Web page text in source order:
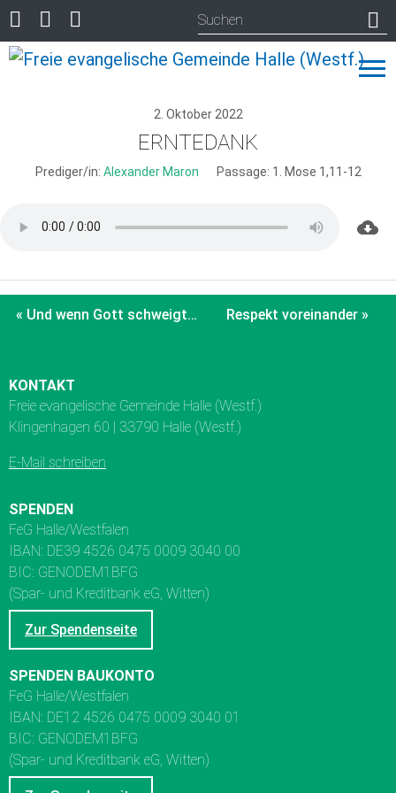
2. Oktober 2022
ERNTEDANK
Prediger/in: Alexander Maron Passage: 1. Mose 1,11-12
« Und wenn Gott schweigt… Respekt voreinander »
KONTAKT
Freie evangelische Gemeinde Halle (Westf.)
Klingenhagen 60 | 33790 Halle (Westf.)
E-Mail schreiben
SPENDEN
FeG Halle/Westfalen
IBAN: DE39 4526 0475 0009 3040 00
BIC: GENODEM1BFG
(Spar- und Kreditbank eG, Witten)
Zur Spendenseite
SPENDEN BAUKONTO
FeG Halle/Westfalen
IBAN: DE12 4526 0475 0009 3040 01
BIC: GENODEM1BFG
(Spar- und Kreditbank eG, Witten)